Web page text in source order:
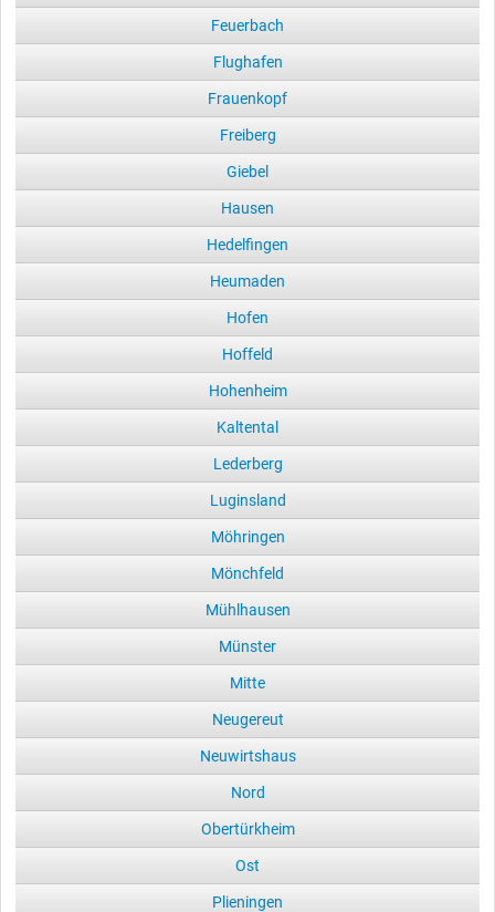
Feuerbach
Flughafen
Frauenkopf
Freiberg
Giebel
Hausen
Hedelfingen
Heumaden
Hofen
Hoffeld
Hohenheim
Kaltental
Lederberg
Luginsland
Möhringen
Mönchfeld
Mühlhausen
Münster
Mitte
Neugereut
Neuwirtshaus
Nord
Obertürkheim
Ost
Plieningen